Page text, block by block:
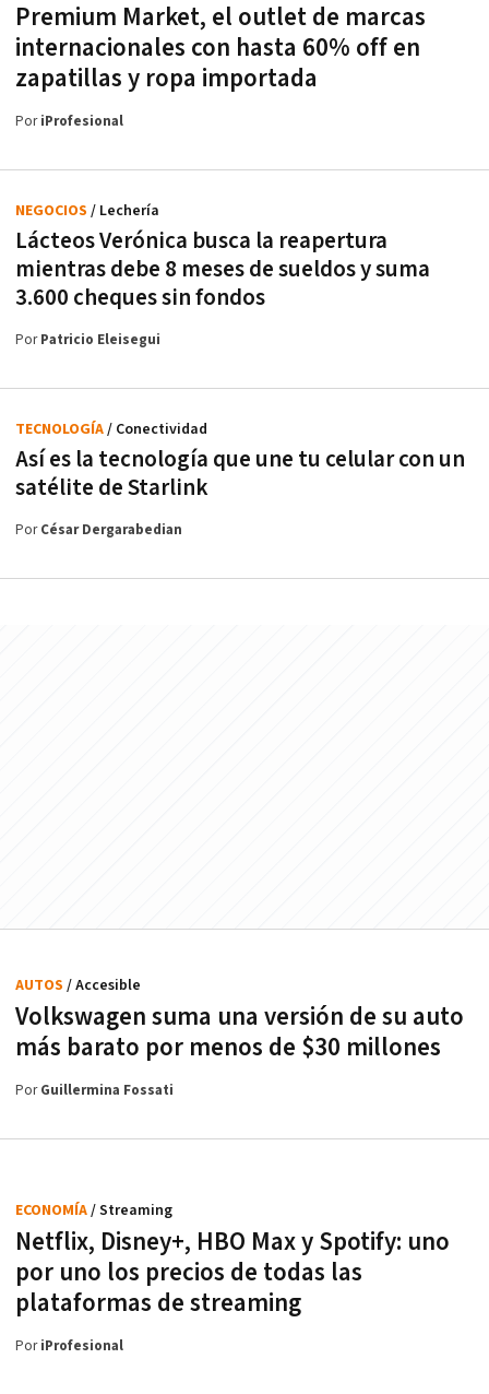
Premium Market, el outlet de marcas
internacionales con hasta 60% off en
zapatillas y ropa importada
PoriProfesional
Lácteos Verónica busca la reapertura
mientras debe 8 meses de sueldos y suma
3.600 cheques sin fondos
NEGOCIOS / Lechería
PorPatricio Eleisegui
Así es la tecnología que une tu celular con un
satélite de Starlink
TECNOLOGÍA/ Conectividad
PorCésar Dergarabedian
Volkswagen suma una versión de su auto
más barato por menos de $30 millones
AUTOS / Accesible
PorGuillermina Fossati
Netflix, Disney+, HBO Max y Spotify: uno
por uno los precios de todas las
plataformas de streaming
ECONOMÍA/ Streaming
PoriProfesional